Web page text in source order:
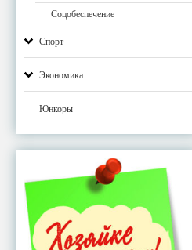
Соцобеспечение
Спорт
Экономика
Юнкоры